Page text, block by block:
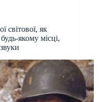
світової, як
якому місці,